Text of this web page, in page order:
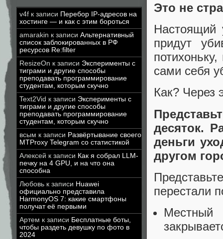
v4f к записи Перебор IP-адресов на
хостинге — и как с этим бороться
amarakin к записи Альтернативный
список заблокированных в РФ
ресурсов Re:filter
ResizeOn к записи Эксперименты с
тиграми и другие способы
преподавать программирование
студентам, которым скучно
Text2Vid к записи Эксперименты с
тиграми и другие способы
преподавать программирование
студентам, которым скучно
всым к записи Развёртывание своего
MTProxy Telegram со статистикой
Алексей к записи Как я собрал LLM-
печку на 4 GPU, и на что она
способна
Любовь к записи Huawei
официально представила
HarmonyOS 7: какие смартфоны
получат её первыми
Артем к записи Бесплатные боты,
чтобы раздеть девушку по фото в
2024
Это не
Настоящий
придут
сами себя
Как? Через
десяток.
деньги
другом
перестали